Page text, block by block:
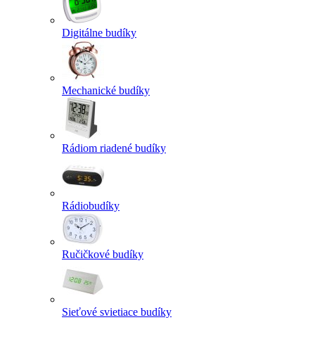
Digitálne budíky
Mechanické budíky
Rádiom riadené budíky
Rádiobudíky
Ručičkové budíky
Sieťové svietiace budíky